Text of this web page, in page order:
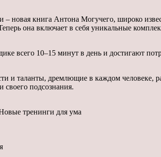
– новая книга Антона Могучего, широко
она включает в себя уникальные
всего 10–15 минут в день и достигают
и таланты, дремлющие в каждом человеке,
своего подсознания.
тренинги для ума